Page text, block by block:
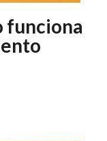
funciona